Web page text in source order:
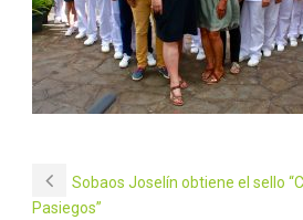
Sobaos Joselín obtiene el sello
Pasiegos”